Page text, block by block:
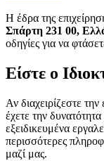
H έδρα της
Σπάρτη 231 00,
οδηγίες για να
Είστε ο
Αν διαχειρίζεστε την
έχετε την
εξειδικευμένα
περισσότερες
μαζί μας.